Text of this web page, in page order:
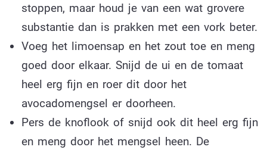
stoppen, maar houd je van een wat grovere
substantie dan is prakken met een vork beter.
Voeg het limoensap en het zout toe en meng
goed door elkaar. Snijd de ui en de tomaat
heel erg fijn en roer dit door het
avocadomengsel er doorheen.
Pers de knoflook of snijd ook dit heel erg fijn
en meng door het mengsel heen. De